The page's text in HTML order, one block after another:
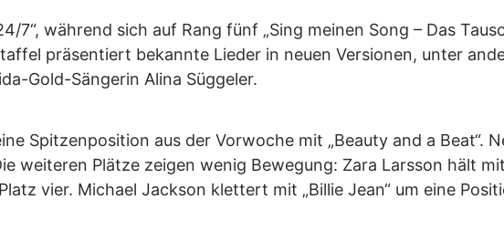
7“, während sich auf Rang fünf „Sing meinen Song – Das
präsentiert bekannte Lieder in neuen Versionen, unter
Gold-Sängerin Alina Süggeler.
Spitzenposition aus der Vorwoche mit „Beauty and a Beat“.
weiteren Plätze zeigen wenig Bewegung: Zara Larsson hält
vier. Michael Jackson klettert mit „Billie Jean“ um eine